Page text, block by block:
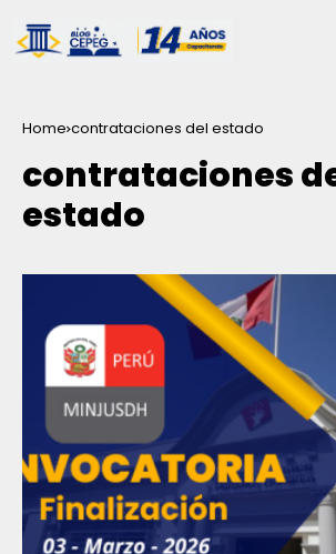
Home contrataciones del estado
contrataciones
estado